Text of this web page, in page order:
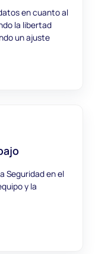
en cuanto al
la libertad
un ajuste
Seguridad en el
y la